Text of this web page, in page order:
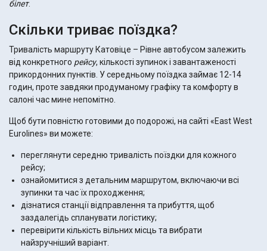
білет.
Скільки триває поїздка?
Тривалість маршруту Катовіце – Рівне автобусом залежить
від конкретного рейсу, кількості зупинок і завантаженості
прикордонних пунктів. У середньому поїздка займає 12-14
годин, проте завдяки продуманому графіку та комфорту в
салоні час мине непомітно.
Щоб бути повністю готовими до подорожі, на сайті «East West
Eurolines» ви можете:
переглянути середню тривалість поїздки для кожного
рейсу;
ознайомитися з детальним маршрутом, включаючи всі
зупинки та час їх проходження;
дізнатися станції відправлення та прибуття, щоб
заздалегідь спланувати логістику;
перевірити кількість вільних місць та вибрати
найзручніший варіант.